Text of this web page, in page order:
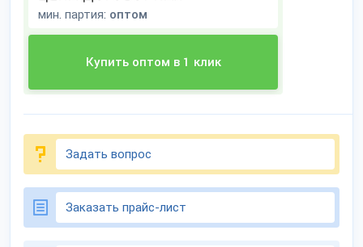
мин. партия: оптом
Купить оптом в 1 клик
Задать вопрос
Заказать прайс-лист